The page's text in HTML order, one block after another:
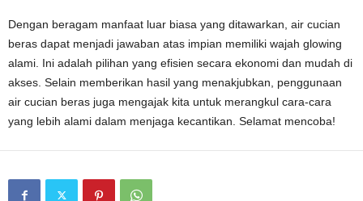
Dengan beragam manfaat luar biasa yang ditawarkan, air cucian
beras dapat menjadi jawaban atas impian memiliki wajah glowing
alami. Ini adalah pilihan yang efisien secara ekonomi dan mudah di
akses. Selain memberikan hasil yang menakjubkan, penggunaan
air cucian beras juga mengajak kita untuk merangkul cara-cara
yang lebih alami dalam menjaga kecantikan. Selamat mencoba!